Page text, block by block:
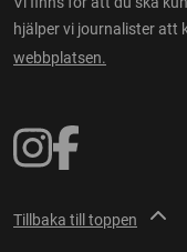
hjälper vi journalister att
webbplatsen.
Tillbaka till toppen